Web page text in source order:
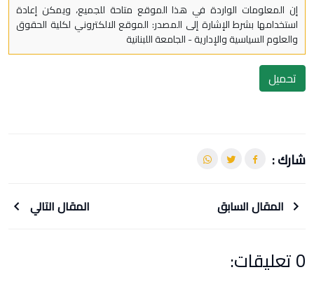
إن المعلومات الواردة في هذا الموقع متاحة للجميع، ويمكن إعادة
استخدامها بشرط الإشارة إلى المصدر: الموقع الالكتروني لكلية الحقوق
والعلوم السياسية والإدارية - الجامعة اللبنانية
تحميل
شارك :
المقال السابق المقال التالي
0 تعليقات: